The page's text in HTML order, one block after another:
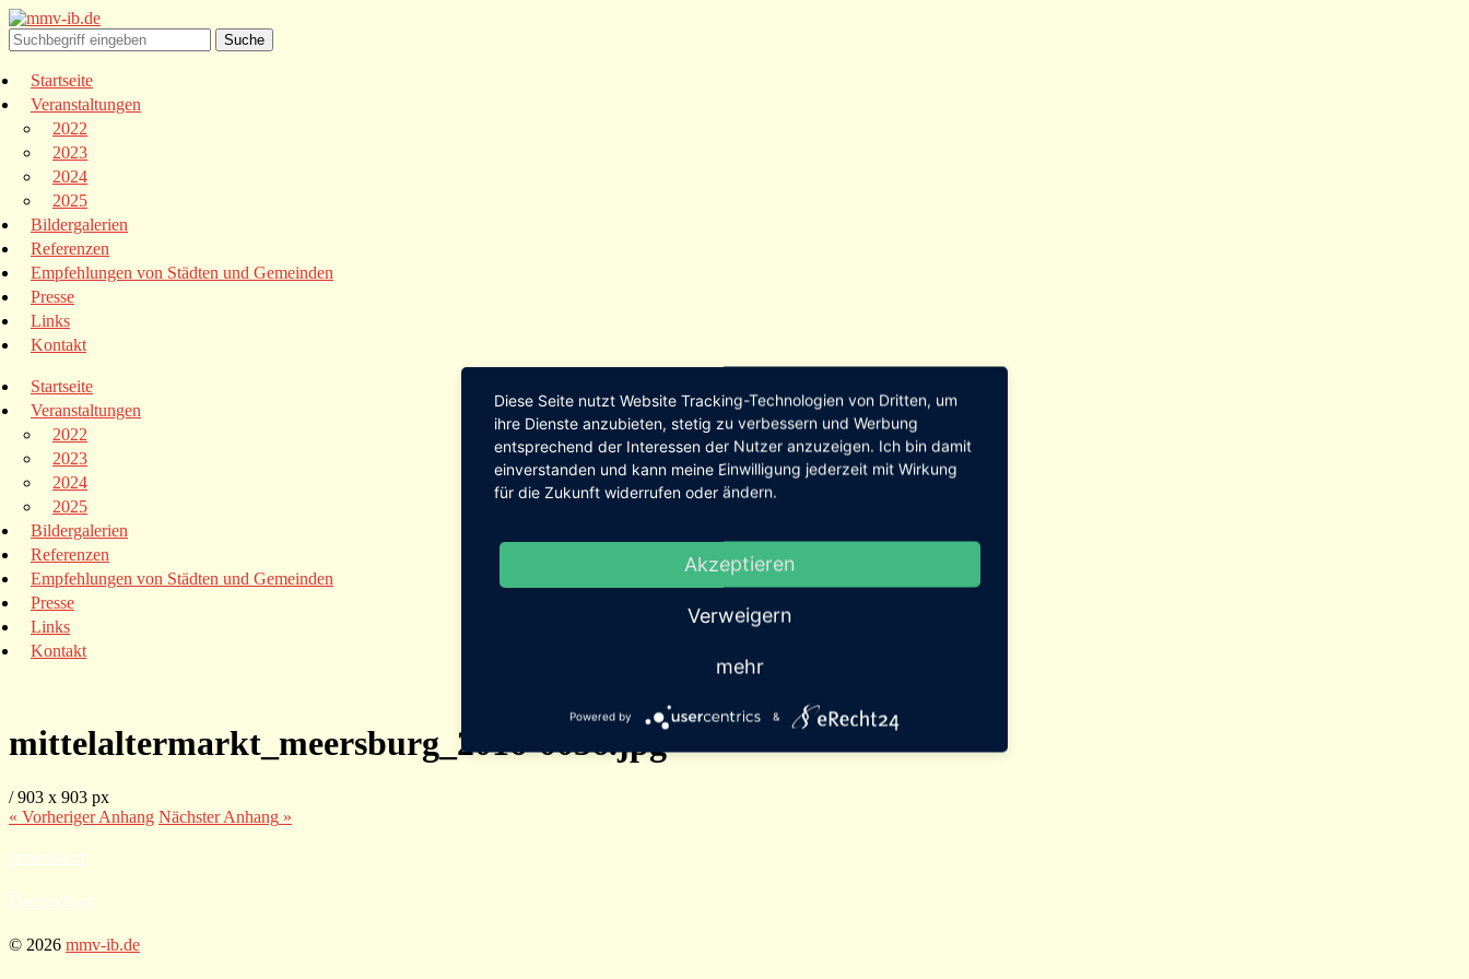
Startseite
Veranstaltungen
2022
2023
2024
2025
Bildergalerien
Referenzen
Empfehlungen von Städten und Gemeinden
Presse
Links
Kontakt
Startseite
Veranstaltungen
2022
2023
2024
2025
Bildergalerien
Referenzen
Empfehlungen von Städten und Gemeinden
Presse
Links
Kontakt
mittelaltermarkt_meersburg_2016-0036.jpg
/903 x 903 px
« VorherigerAnhang NächsterAnhang »
Impressum
Datenschutz
© 2026 mmv-ib.de
Diese Seite nutzt Website Tracking-Technologien von Dritten, um
ihre Dienste anzubieten, stetig zu verbessern und Werbung
entsprechend der Interessen der Nutzer anzuzeigen. Ich bin damit
einverstanden und kann meine Einwilligung jederzeit mit Wirkung
für die Zukunft widerrufen oder ändern.
Akzeptieren
Verweigern
mehr
Powered by &